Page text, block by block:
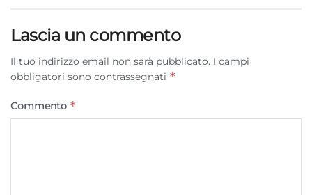
Lascia un commento
Il tuo indirizzo email non sarà pubblicato. I campi
obbligatori sono contrassegnati *
Commento *